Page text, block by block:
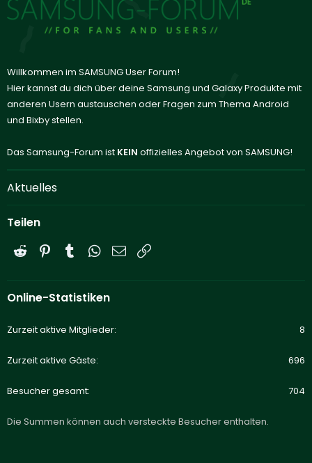
Willkommen im SAMSUNG User Forum!
Hier kannst du dich über deine Samsung und Galaxy Produkte mit
anderen Usern austauschen oder Fragen zum Thema Android
und Bixby stellen.
Das Samsung-Forum ist KEIN offizielles Angebot von SAMSUNG!
Aktuelles
Teilen
Reddit PinterestTumblrWhatsApp
E-Mail
Online-Statistiken
Zurzeit aktive Mitglieder 8
Zurzeit aktive Gäste 696
Besucher gesamt 704
Die Summen können auch versteckte Besucher enthalten.